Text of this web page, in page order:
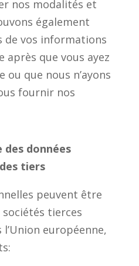
nos modalités et
également
de vos informations
après que vous ayez
que nous n’ayons
fournir nos
données
tiers
peuvent être
sociétés tierces
européenne,